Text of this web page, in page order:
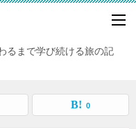
るまで学び続ける旅の記
0